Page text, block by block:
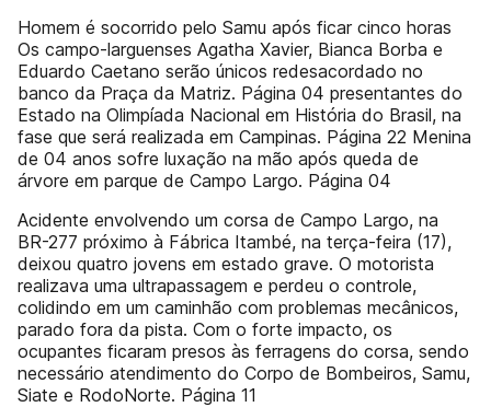
Homem é socorrido pelo Samu após ficar cinco horas
Os campo-larguenses Agatha Xavier, Bianca Borba e
Eduardo Caetano serão únicos redesacordado no
banco da Praça da Matriz. Página 04 presentantes do
Estado na Olimpíada Nacional em História do Brasil, na
fase que será realizada em Campinas. Página 22 Menina
de 04 anos sofre luxação na mão após queda de
árvore em parque de Campo Largo. Página 04
Acidente envolvendo um corsa de Campo Largo, na
BR-277 próximo à Fábrica Itambé, na terça-feira (17),
deixou quatro jovens em estado grave. O motorista
realizava uma ultrapassagem e perdeu o controle,
colidindo em um caminhão com problemas mecânicos,
parado fora da pista. Com o forte impacto, os
ocupantes ficaram presos às ferragens do corsa, sendo
necessário atendimento do Corpo de Bombeiros, Samu,
Siate e RodoNorte. Página 11